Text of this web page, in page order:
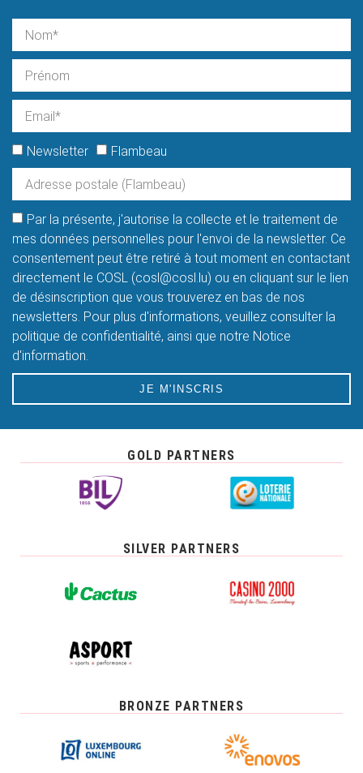
Newsletter Flambeau
Par la présente, j'autorise la collecte et le traitement de
mes données personnelles pour l'envoi de la newsletter. Ce
consentement peut être retiré à tout moment en contactant
directement le COSL (cosl@cosl.lu) ou en cliquant sur le lien
de désinscription que vous trouverez en bas de nos
newsletters. Pour plus d'informations, veuillez consulter la
politique de confidentialité, ainsi que notre Notice
d'information.
JE M'INSCRIS
GOLD PARTNERS
SILVER PARTNERS
BRONZE PARTNERS